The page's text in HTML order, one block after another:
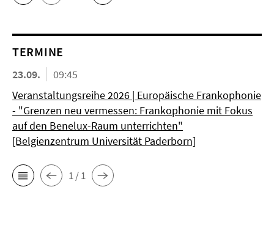
TERMINE
23.09.
09:45
Veranstaltungsreihe 2026 | Europäische Frankophonie
- "Grenzen neu vermessen: Frankophonie mit Fokus
auf den Benelux-Raum unterrichten"
[Belgienzentrum Universität Paderborn]
1 / 1